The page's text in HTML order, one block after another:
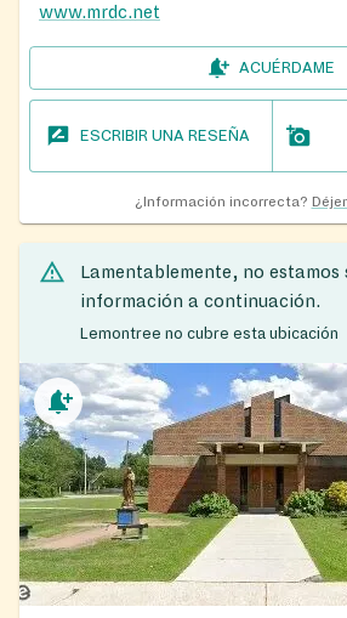
www.mrdc.net
ACUÉRDAME
ESCRIBIR UNA RESEÑA
¿Información incorrecta?
Lamentablemente, no estamos
información a continuación.
Lemontree no cubre esta ubicación